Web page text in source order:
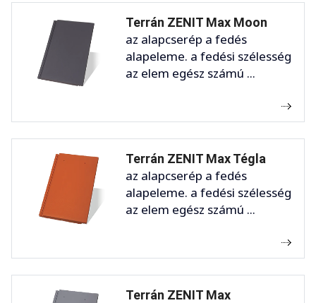
Terrán ZENIT Max Moon
az alapcserép a fedés
alapeleme. a fedési szélesség
az elem egész számú ...
Terrán ZENIT Max Tégla
az alapcserép a fedés
alapeleme. a fedési szélesség
az elem egész számú ...
Terrán ZENIT Max